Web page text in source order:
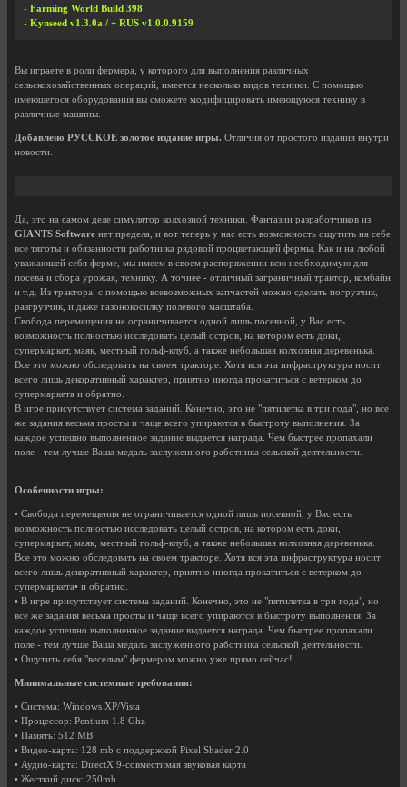
- Farming World Build 398
- Kynseed v1.3.0a / + RUS v1.0.0.9159
Вы играете в роли фермера, у которого для выполнения различных
сельскохозяйственных операций, имеется несколько видов техники. С помощью
имеющегося оборудования вы сможете модифицировать имеющуюся технику в
различные машины.
Добавлено РУССКОЕ золотое издание игры. Отличия от простого издания внутри
новости.
Да, это на самом деле симулятор колхозной техники. Фантазии разработчиков из
GIANTS Software нет предела, и вот теперь у нас есть возможность ощутить на себе
все тяготы и обязанности работника рядовой процветающей фермы. Как и на любой
уважающей себя ферме, мы имеем в своем распоряжении всю необходимую для
посева и сбора урожая, технику. А точнее - отличный заграничный трактор, комбайн
и т.д. Из трактора, с помощью всевозможных запчастей можно сделать погрузчик,
разгрузчик, и даже газонокосилку полевого масштаба.
Свобода перемещения не ограничивается одной лишь посевной, у Вас есть
возможность полностью исследовать целый остров, на котором есть доки,
супермаркет, маяк, местный гольф-клуб, а также небольшая колхозная деревенька.
Все это можно обследовать на своем тракторе. Хотя вся эта инфраструктура носит
всего лишь декоративный характер, приятно иногда прокатиться с ветерком до
супермаркета и обратно.
В игре присутствует система заданий. Конечно, это не "пятилетка в три года", но все
же задания весьма просты и чаще всего упираются в быстроту выполнения. За
каждое успешно выполненное задание выдается награда. Чем быстрее пропахали
поле - тем лучше Ваша медаль заслуженного работника сельской деятельности.
Особенности игры:
• Свобода перемещения не ограничивается одной лишь посевной, у Вас есть
возможность полностью исследовать целый остров, на котором есть доки,
супермаркет, маяк, местный гольф-клуб, а также небольшая колхозная деревенька.
Все это можно обследовать на своем тракторе. Хотя вся эта инфраструктура носит
всего лишь декоративный характер, приятно иногда прокатиться с ветерком до
супермаркета• и обратно.
• В игре присутствует система заданий. Конечно, это не "пятилетка в три года", но
все же задания весьма просты и чаще всего упираются в быстроту выполнения. За
каждое успешно выполненное задание выдается награда. Чем быстрее пропахали
поле - тем лучше Ваша медаль заслуженного работника сельской деятельности.
• Ощутить себя "веселым" фермером можно уже прямо сейчас!
Минимальные системные требования:
• Система: Windows XP/Vista
• Процессор: Pentium 1.8 Ghz
• Память: 512 MB
• Видео-карта: 128 mb с поддержкой Pixel Shader 2.0
• Аудио-карта: DirectX 9-совместимая звуковая карта
• Жесткий диск: 250mb